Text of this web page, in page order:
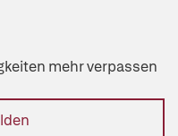
mehr verpassen